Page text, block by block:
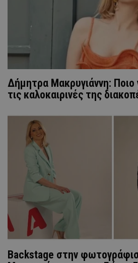
Δήμητρα Μακρυγιάννη: Ποιο
τις καλοκαιρινές της
Backstage στην